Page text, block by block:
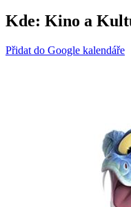
Kde: Kino a
Přidat do Google kalendáře